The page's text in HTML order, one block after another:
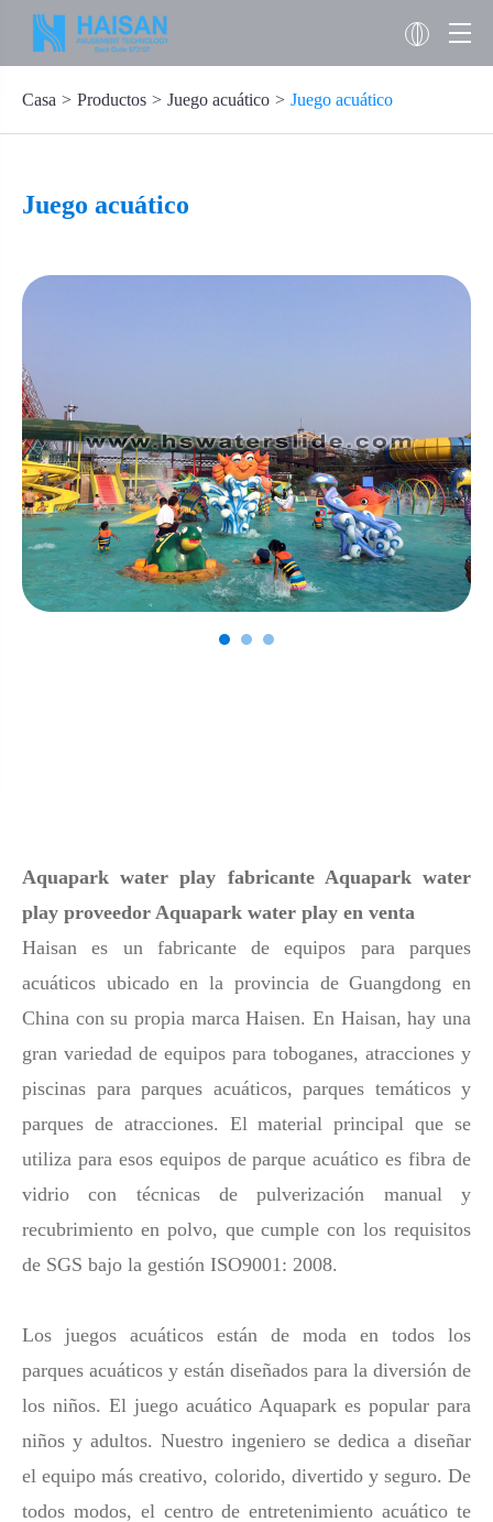
Casa Productos Juego acuático Juego acuático
Juego acuático
Aquapark water play fabricante Aquapark water
play proveedor Aquapark water play en venta
Haisan es un fabricante de equipos para parques
acuáticos ubicado en la provincia de Guangdong en
China con su propia marca Haisen. En Haisan, hay una
gran variedad de equipos para toboganes, atracciones y
piscinas para parques acuáticos, parques temáticos y
parques de atracciones. El material principal que se
utiliza para esos equipos de parque acuático es fibra de
vidrio con técnicas de pulverización manual y
recubrimiento en polvo, que cumple con los requisitos
de SGS bajo la gestión ISO9001: 2008.
Los juegos acuáticos están de moda en todos los
parques acuáticos y están diseñados para la diversión de
los niños. El juego acuático Aquapark es popular para
niños y adultos. Nuestro ingeniero se dedica a diseñar
el equipo más creativo, colorido, divertido y seguro. De
todos modos, el centro de entretenimiento acuático te